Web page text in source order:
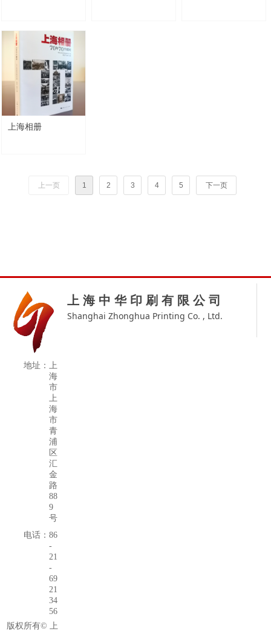
上海相册
上一页 1 2 3 4 5 下一页
上 海 中 华 印 刷 有 限 公 司
Shanghai Zhonghua Printing Co. , Ltd.
地址： 上
海
市
上
海
市
青
浦
区
汇
金
路
88
9
号
电话： 86
-
21
-
69
21
34
56
版权所有© 上